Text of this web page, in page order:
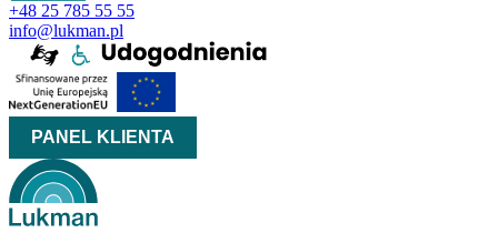
+48 25 785 55 55
info@lukman.pl
PANEL KLIENTA